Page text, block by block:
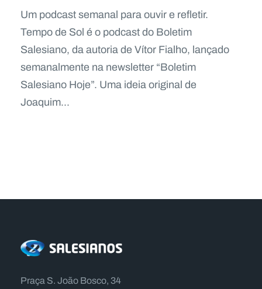
Um podcast semanal para ouvir e refletir.
Tempo de Sol é o podcast do Boletim
Salesiano, da autoria de Vítor Fialho, lançado
semanalmente na newsletter “Boletim
Salesiano Hoje”. Uma ideia original de
Joaquim...
Praça S. João Bosco, 34